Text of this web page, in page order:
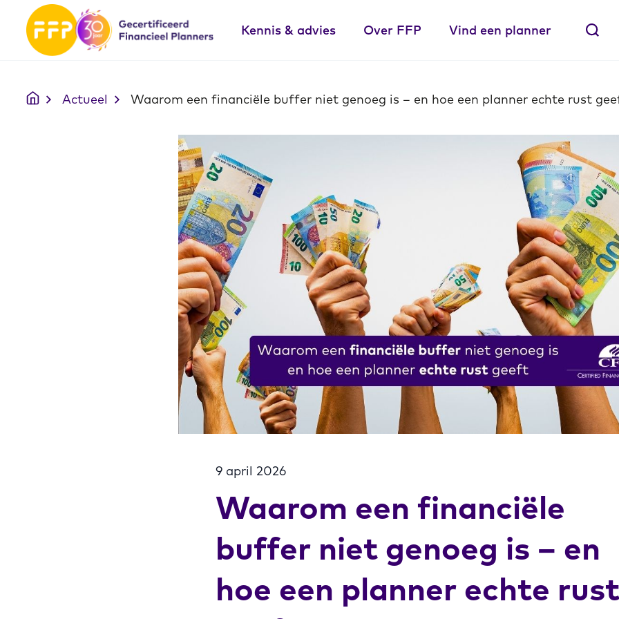
Kennis & advies Over FFP Vind een planner
Actueel Waarom een financiële buffer niet genoeg is – en hoe een planner echte rust
9 april 2026
Waarom een financiële
buffer niet genoeg is – en
hoe een planner echte rust